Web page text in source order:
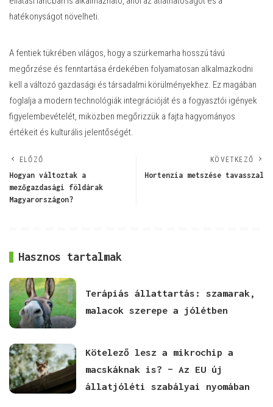
hatékonyságot növelheti.
A fentiek tükrében világos, hogy a szürkemarha hosszú távú
megőrzése és fenntartása érdekében folyamatosan alkalmazkodni
kell a változó gazdasági és társadalmi körülményekhez. Ez magában
foglalja a modern technológiák integrációját és a fogyasztói igények
figyelembevételét, miközben megőrizzük a fajta hagyományos
értékeit és kulturális jelentőségét.
ELŐZŐ
Hogyan változtak a
mezőgazdasági földárak
Magyarországon?
KÖVETKEZŐ
Hortenzia metszése tavasszal
Hasznos tartalmak
Terápiás állattartás: szamarak,
malacok szerepe a jólétben
Kötelező lesz a mikrochip a
macskáknak is? – Az EU új
állatjóléti szabályai nyomában